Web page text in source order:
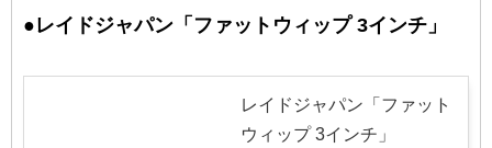
●レイドジャパン「ファットウィップ 3インチ」
レイドジャパン「ファット
ウィップ 3インチ」